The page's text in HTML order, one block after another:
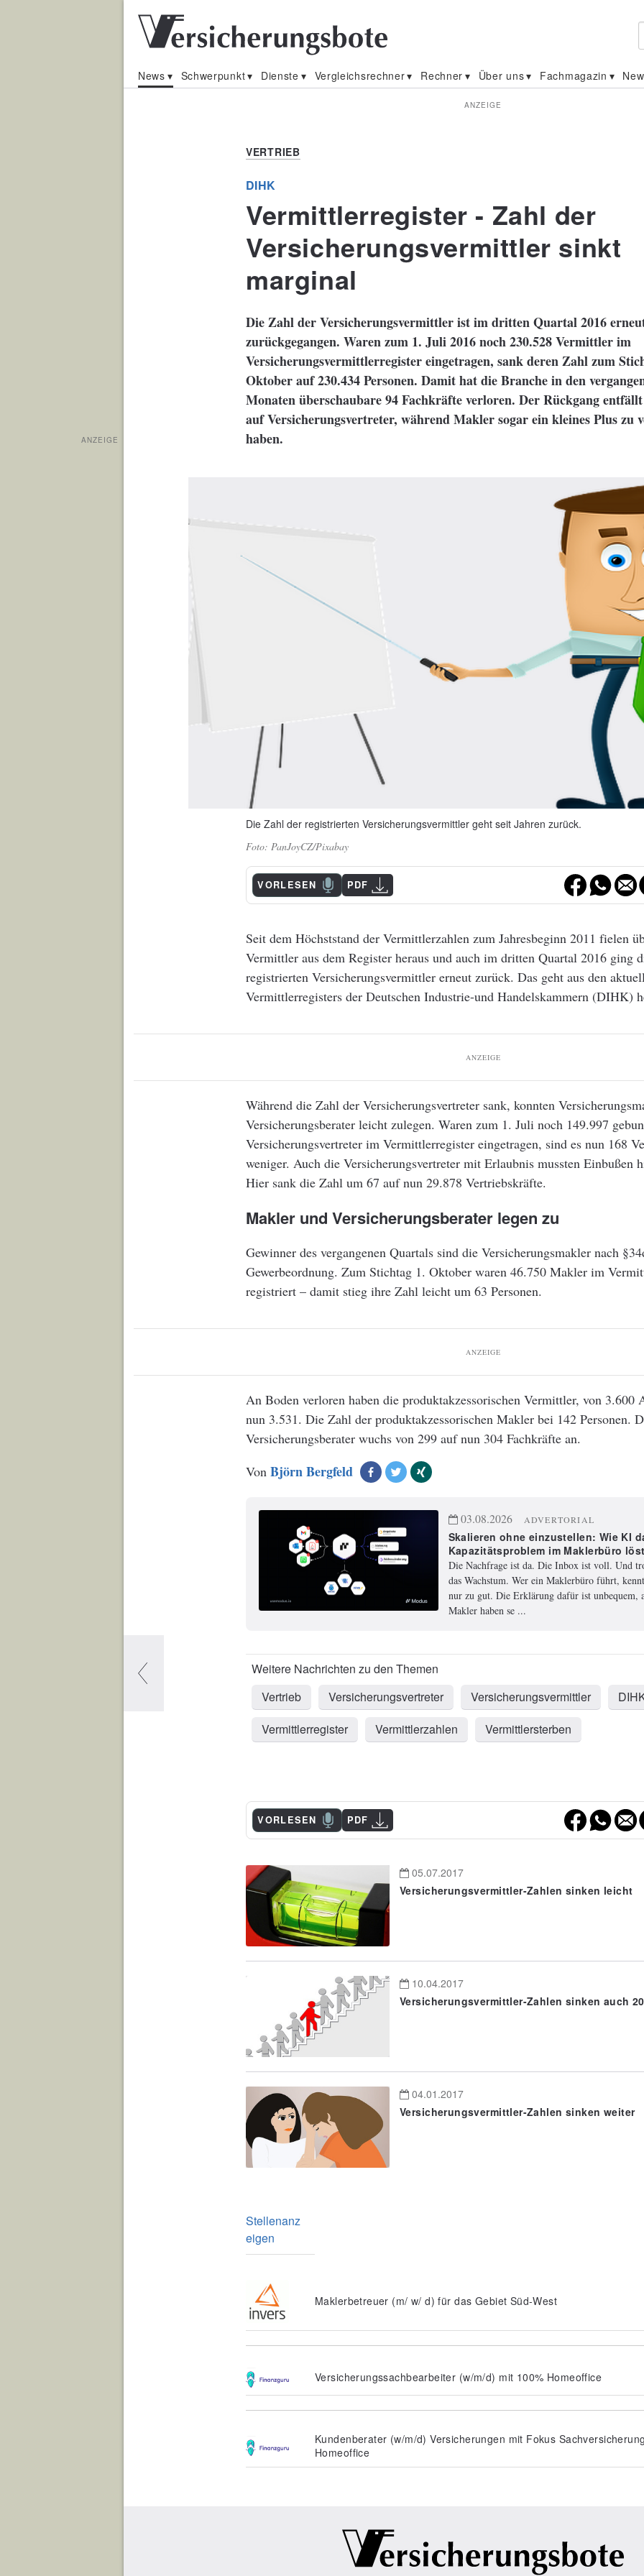
News Schwerpunkt Dienste Vergleichsrechner Rechner Über uns Fachmagazin
ANZEIGE
VERTRIEB
DIHK
Vermittlerregister - Zahl der
Versicherungsvermittler sinkt
marginal
Die Zahl der Versicherungsvermittler ist im dritten Quartal 2016
zurückgegangen. Waren zum 1. Juli 2016 noch 230.528 Vermittler im
Versicherungsvermittlerregister eingetragen, sank deren Zahl zum
Oktober auf 230.434 Personen. Damit hat die Branche in den
Monaten überschaubare 94 Fachkräfte verloren. Der Rückgang
auf Versicherungsvertreter, während Makler sogar ein kleines Plus zu
haben.
Die Zahl der registrierten Versicherungsvermittler geht seit Jahren zurück.
PanJoyCZ/Pixabay
VORLESEN PDF
Seit dem Höchststand der Vermittlerzahlen zum Jahresbeginn 2011 fielen
Vermittler aus dem Register heraus und auch im dritten Quartal 2016 ging
registrierten Versicherungsvermittler erneut zurück. Das geht aus den
Vermittlerregisters der Deutschen Industrie-und Handelskammern (DIHK)
ANZEIGE
Während die Zahl der Versicherungsvertreter sank, konnten
Versicherungsberater leicht zulegen. Waren zum 1. Juli noch 149.997
Versicherungsvertreter im Vermittlerregister eingetragen, sind es nun 168
weniger. Auch die Versicherungsvertreter mit Erlaubnis mussten Einbußen
Hier sank die Zahl um 67 auf nun 29.878 Vertriebskräfte.
Makler und Versicherungsberater legen zu
Gewinner des vergangenen Quartals sind die Versicherungsmakler nach
Gewerbeordnung. Zum Stichtag 1. Oktober waren 46.750 Makler im
registriert – damit stieg ihre Zahl leicht um 63 Personen.
ANZEIGE
An Boden verloren haben die produktakzessorischen Vermittler, von 3.600
nun 3.531. Die Zahl der produktakzessorischen Makler bei 142 Personen.
Versicherungsberater wuchs von 299 auf nun 304 Fachkräfte an.
Von Björn Bergfeld
03.08.2026 ADVERTORIAL
Skalieren ohne einzustellen: Wie KI
Kapazitätsproblem im Maklerbüro
Die Nachfrage ist da. Die Inbox ist voll. Und
das Wachstum. Wer ein Maklerbüro führt,
nur zu gut. Die Erklärung dafür ist unbequem,
Makler haben se ...
Vertrieb Versicherungsvertreter Versicherungsvermittler
Vermittlerregister
Vermittlerzahlen Vermittlersterben
VORLESEN PDF
05.07.2017
Versicherungsvermittler-Zahlen sinken leicht
10.04.2017
Versicherungsvermittler-Zahlen sinken auch
04.01.2017
Versicherungsvermittler-Zahlen sinken weiter
Stellenanz
eigen
Maklerbetreuer (m/ w/ d) für das Gebiet Süd-West
Versicherungssachbearbeiter (w/m/d) mit 100% Homeoffice
Kundenberater (w/m/d) Versicherungen mit Fokus
Homeoffice
ANZEIGE